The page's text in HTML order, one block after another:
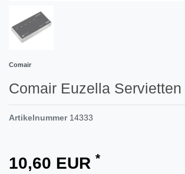
Comair
Comair Euzella Servietten
Artikelnummer 14333
10,60 EUR *